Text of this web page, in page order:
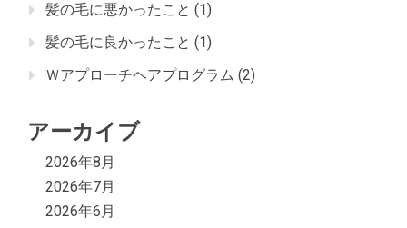
髪の毛に悪かったこと (1)
髪の毛に良かったこと (1)
Ｗアプローチヘアプログラム (2)
アーカイブ
2026年8月
2026年7月
2026年6月